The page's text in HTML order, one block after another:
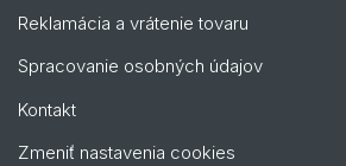
Reklamácia a vrátenie tovaru
Spracovanie osobných údajov
Kontakt
Zmeniť nastavenia cookies